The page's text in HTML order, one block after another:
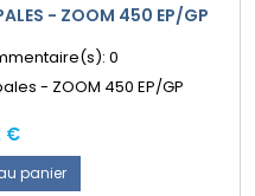
- ZOOM 450 EP/GP
0
- ZOOM 450 EP/GP
€
panier